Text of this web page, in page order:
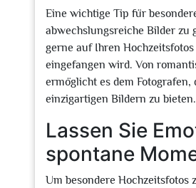
Eine wichtige Tip für
abwechslungsreiche Bilder zu
gerne auf Ihren
eingefangen wird. Von
ermöglicht es dem
einzigartigen Bildern zu bieten.
Lassen Sie
spontane
Um besondere Hochzeitsfotos